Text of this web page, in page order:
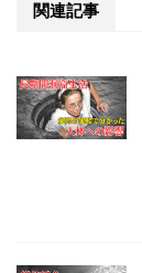
関連記事